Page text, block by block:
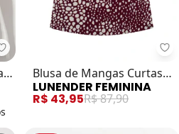
Quintess - Blusa com Mangas
Blusa de Mangas Curtas
em Malha Estampada
(Bordo)
LUNENDER FEMININA
R$ 43,95R$ 87,90